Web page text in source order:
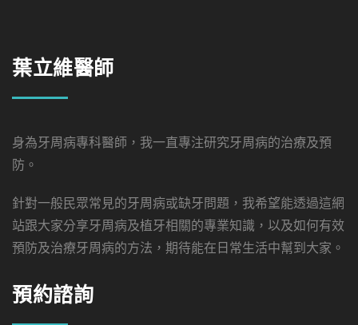
葉立維醫師
身為牙周病專科醫師，我一直專注研究牙周病的治療及預
防。
針對一般民眾常見的牙周病或缺牙問題，我希望能透過這網
站跟大家分享牙周病及植牙相關的專業知識，以及如何有效
預防及治療牙周病的方法，期待能在日常生活中幫到大家。
預約諮詢